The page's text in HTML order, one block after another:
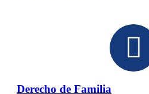
Derecho de Familia